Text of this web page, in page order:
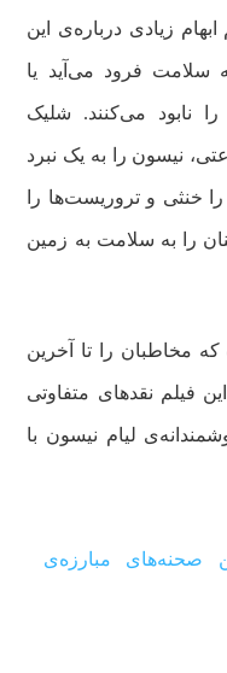
زیادی درباره‌ی این
سلامت فرود می‌آید یا
نابود می‌کنند. شلیک
نیسون را به یک نبرد
خنثی و تروریست‌ها را
را به سلامت به زمین
مخاطبان را تا آخرین
فیلم نقدهای متفاوتی
لیام نیسون با
صحنه‌های مبارزه‌ی